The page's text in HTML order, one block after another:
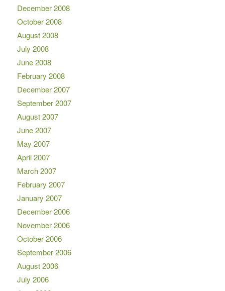
December 2008
October 2008
August 2008
July 2008
June 2008
February 2008
December 2007
September 2007
August 2007
June 2007
May 2007
April 2007
March 2007
February 2007
January 2007
December 2006
November 2006
October 2006
September 2006
August 2006
July 2006